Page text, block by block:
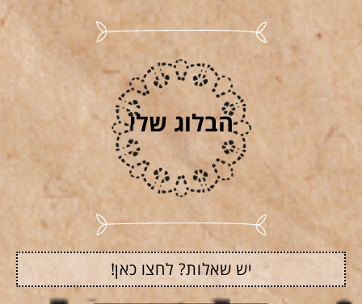
הבלוג שלי
יש שאלות? לחצו כאן!